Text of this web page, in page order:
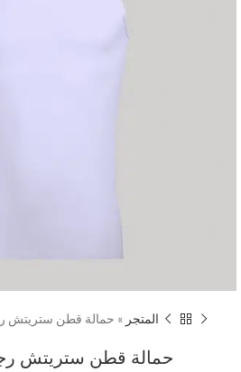
المتجر » حمالة قطن ستريتش
حمالة قطن ستريتش